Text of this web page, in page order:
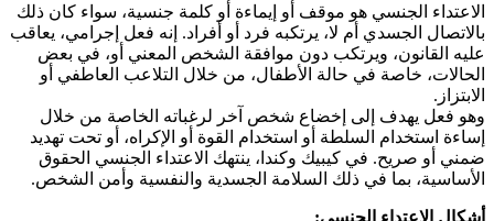
الاعتداء الجنسي هو موقف أو إيماءة أو كلمة جنسية، سواء كان ذلك
بالاتصال الجسدي أم لا، يرتكبه فرد أو أفراد. إنه فعل إجرامي، يعاقب
عليه القانون، ويرتكب دون موافقة الشخص المعني أو، في بعض
الحالات، خاصة في حالة الأطفال، من خلال التلاعب العاطفي أو
الابتزاز.
وهو فعل يهدف إلى إخضاع شخص آخر لرغباته الخاصة من خلال
إساءة استخدام السلطة أو استخدام القوة أو الإكراه، أو تحت تهديد
ضمني أو صريح. في كيبيك وكندا، ينتهك الاعتداء الجنسي الحقوق
الأساسية، بما في ذلك السلامة الجسدية والنفسية وأمن الشخص.
أشكال الاعتداء الجنسي: